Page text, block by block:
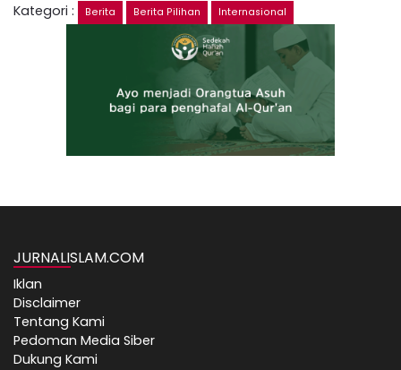
Kategori : Berita Berita Pilihan Internasional
JURNALISLAM.COM
Iklan
Disclaimer
Tentang Kami
Pedoman Media Siber
Dukung Kami